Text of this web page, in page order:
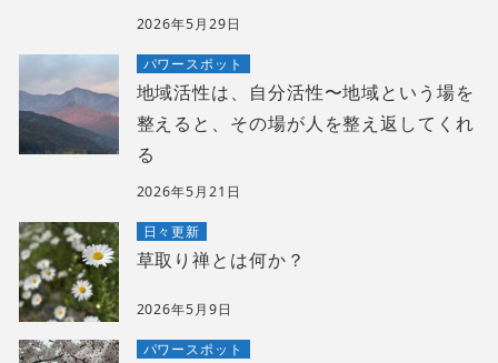
2026年5月29日
パワースポット
地域活性は、自分活性〜地域という場を
整えると、その場が人を整え返してくれ
る
2026年5月21日
日々更新
草取り禅とは何か？
2026年5月9日
パワースポット